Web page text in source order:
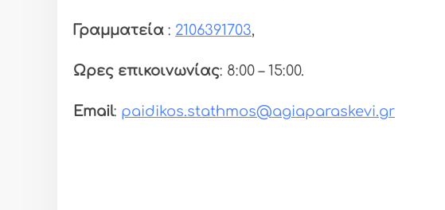
Γραμματεία : 2106391703,
Ωρες επικοινωνίας: 8:00 – 15:00.
Email: paidikos.stathmos@agiaparaskevi.gr